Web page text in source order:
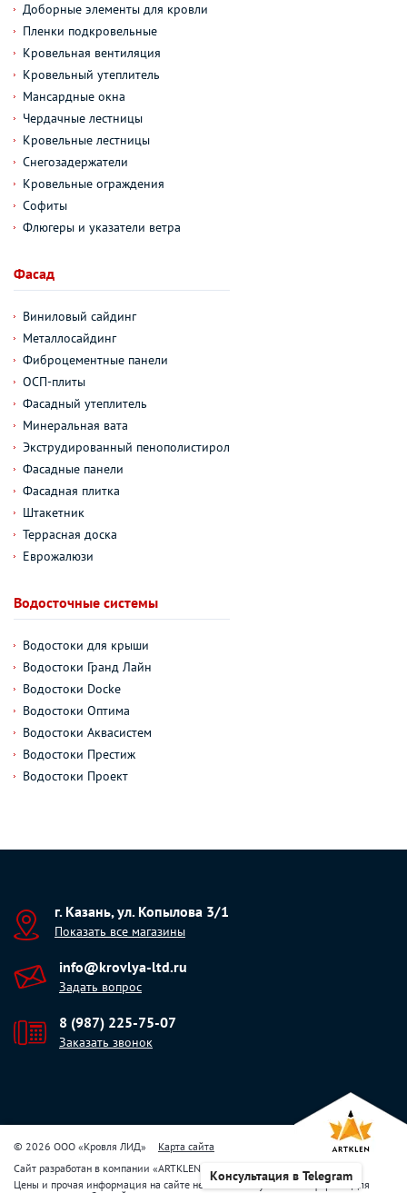
Доборные элементы для кровли
Пленки подкровельные
Кровельная вентиляция
Кровельный утеплитель
Мансардные окна
Чердачные лестницы
Кровельные лестницы
Снегозадержатели
Кровельные ограждения
Софиты
Флюгеры и указатели ветра
Фасад
Виниловый сайдинг
Металлосайдинг
Фиброцементные панели
ОСП-плиты
Фасадный утеплитель
Минеральная вата
Экструдированный пенополистирол
Фасадные панели
Фасадная плитка
Штакетник
Террасная доска
Еврожалюзи
Водосточные системы
Водостоки для крыши
Водостоки Гранд Лайн
Водостоки Docke
Водостоки Оптима
Водостоки Аквасистем
Водостоки Престиж
Водостоки Проект
г. Казань, ул. Копылова 3/1
Показать все магазины
info@krovlya-ltd.ru
Задать вопрос
8 (987) 225-75-07
Заказать звонок
© 2026 ООО «Кровля ЛИД»
Карта сайта
Сайт разработан в компании «ARTKLEN
Цены и прочая информация на сайте не являются публичной офертой. Для
Консультация в Telegram